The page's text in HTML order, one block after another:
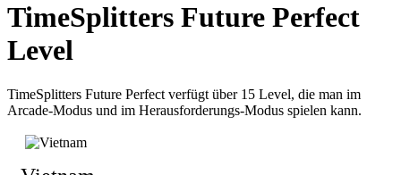
TimeSplitters Future Perfect
Level
TimeSplitters Future Perfect verfügt über 15 Level, die man im
Arcade-Modus und im Herausforderungs-Modus spielen kann.